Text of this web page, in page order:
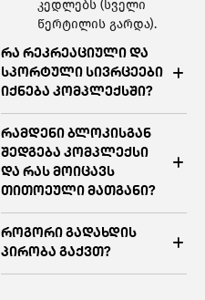
კედლებს (სველი
წერტილის გარდა).
რა რეკრეაციული და
სპორტული სივრცეები
იქნება კომპლექსში?
რამდენი ბლოკისგან
შედგება კომპლექსი
და რას მოიცავს
თითოეული მათგანი?
როგორი გადახდის
პირობა გაქვთ?